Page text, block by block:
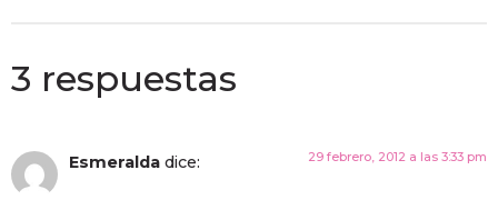
3 respuestas
Esmeralda dice: 29 febrero, 2012 a las 3:33 pm